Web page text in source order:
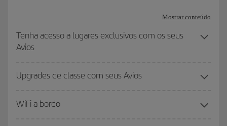
Mostrar conteúdo
Tenha acesso a lugares exclusivos com os seus
Avios
Upgrades de classe com seus Avios
WiFi a bordo